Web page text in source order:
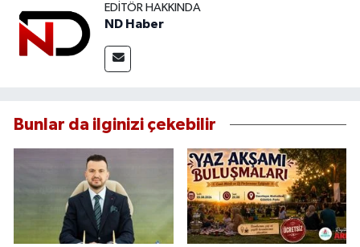
EDITÖR HAKKINDA
ND Haber
Bunlar da ilginizi çekebilir